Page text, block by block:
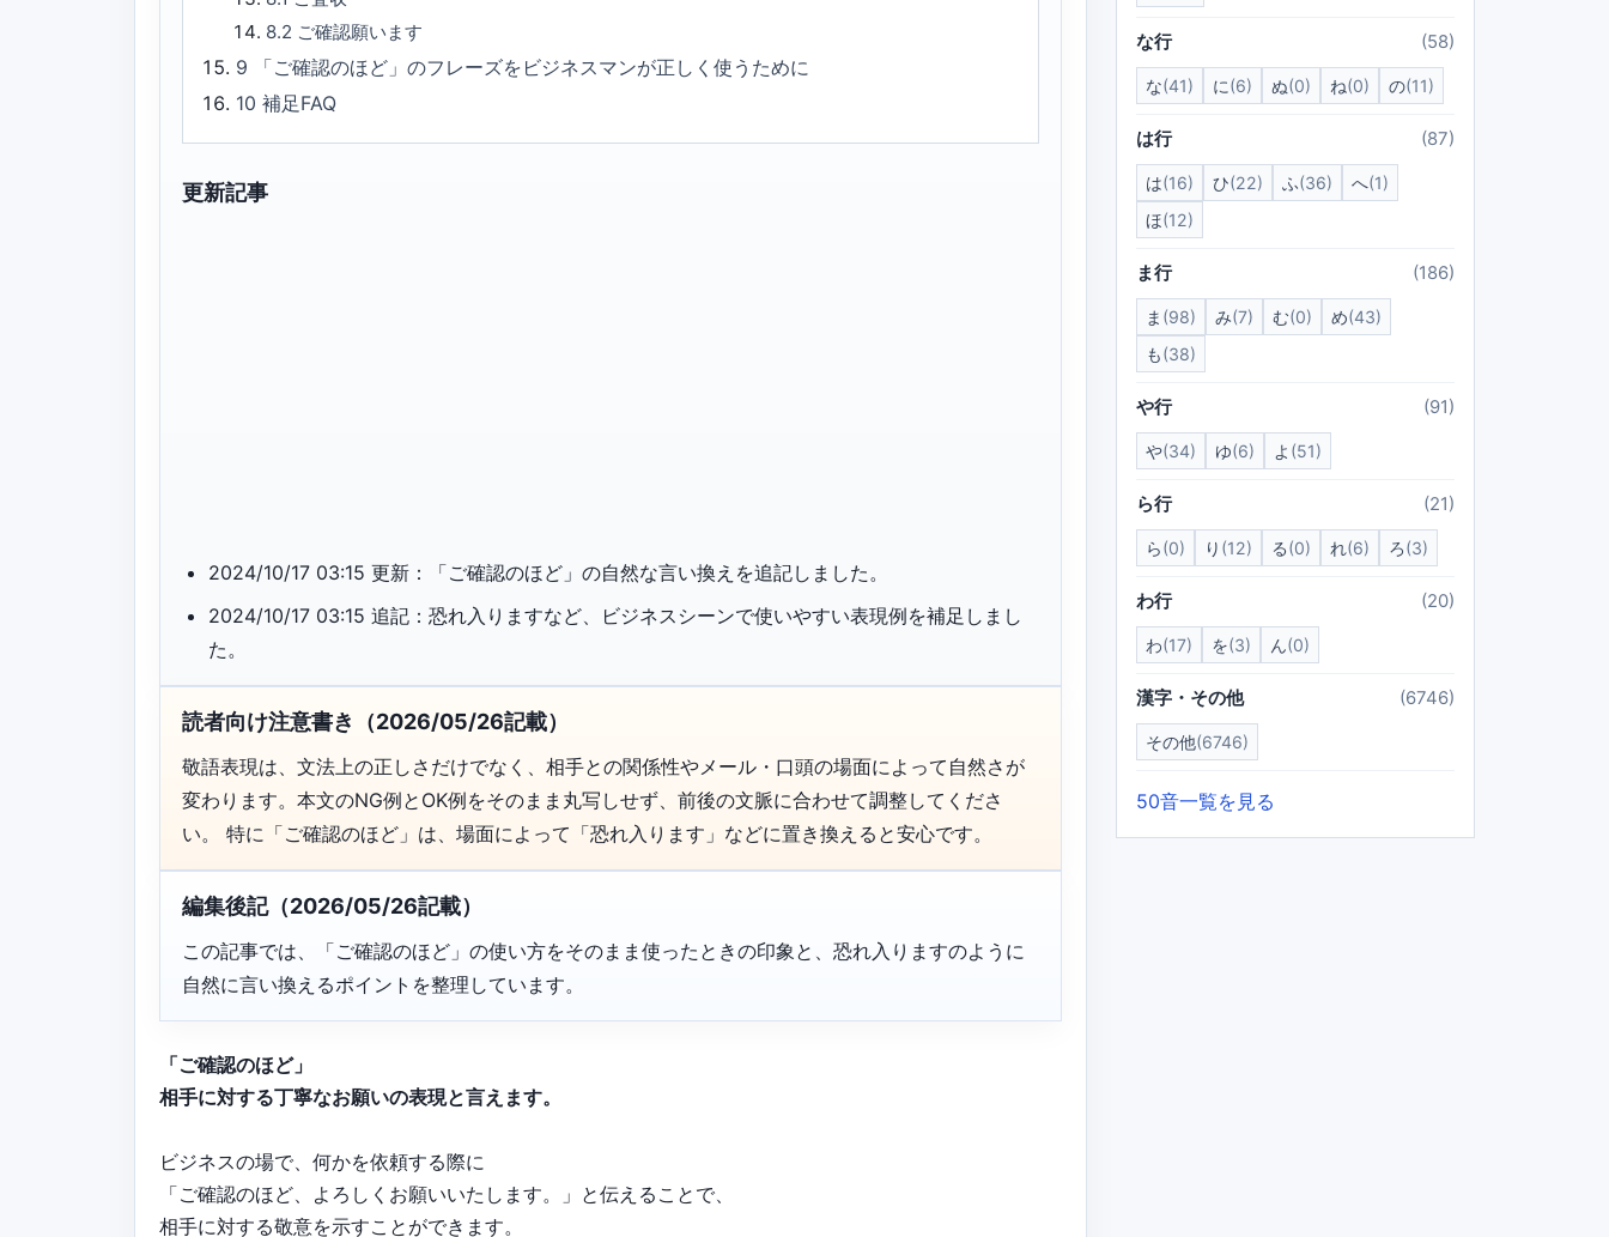
8.2 ご確認願います
9
「ご確認のほど」のフレーズをビジネスマンが正しく使うために
10補足FAQ
更新記事
2024/10/17 03:15 更新：「ご確認のほど」の自然な言い換えを追記しました。
2024/10/17 03:15 追記：恐れ入りますなど、ビジネスシーンで使いやすい表現例を補足しまし
た。
読者向け注意書き（2026/05/26記載）
敬語表現は、文法上の正しさだけでなく、相手との関係性やメール・口頭の場面によって自然さが
変わります。本文のNG例とOK例をそのまま丸写しせず、前後の文脈に合わせて調整してくださ
い。 特に「ご確認のほど」は、場面によって「恐れ入ります」などに置き換えると安心です。
編集後記（2026/05/26記載）
この記事では、「ご確認のほど」の使い方をそのまま使ったときの印象と、恐れ入りますのように
自然に言い換えるポイントを整理しています。
「ご確認のほど」
相手に対する丁寧なお願いの表現と言えます。
ビジネスの場で、何かを依頼する際に
「ご確認のほど、よろしくお願いいたします。」と伝えることで、
相手に対する敬意を示すことができます。
な行 (58)
な(41) に(6) ぬ(0) ね(0) の(11)
は行 (87)
は(16) ひ(22) ふ(36) へ(1)
ほ(12)
ま行 (186)
ま (98) み(7) む(0) め(43)
も(38)
や行 (91)
や(34) ゆ(6) よ (51)
ら行 (21)
ら(0) り (12) る(0) れ(6) ろ(3)
わ行 (20)
わ(17) を(3) ん(0)
漢字・その他 (6746)
その他(6746)
50音一覧を見る